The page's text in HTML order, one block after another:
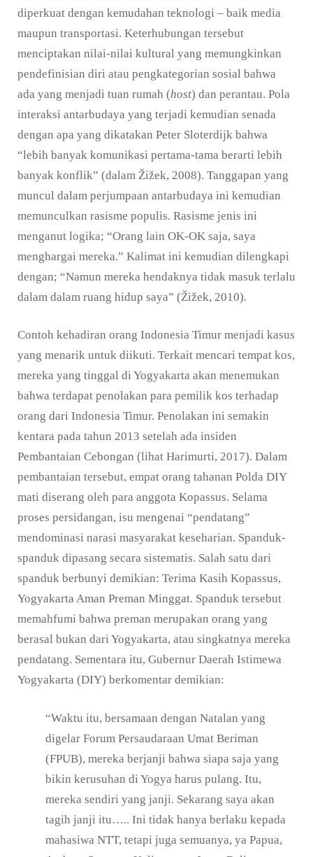
diperkuat dengan kemudahan teknologi – baik media
maupun transportasi. Keterhubungan tersebut
menciptakan nilai-nilai kultural yang memungkinkan
pendefinisian diri atau pengkategorian sosial bahwa
ada yang menjadi tuan rumah (host) dan perantau. Pola
interaksi antarbudaya yang terjadi kemudian senada
dengan apa yang dikatakan Peter Sloterdijk bahwa
“lebih banyak komunikasi pertama-tama berarti lebih
banyak konflik” (dalam Žižek, 2008). Tanggapan yang
muncul dalam perjumpaan antarbudaya ini kemudian
memunculkan rasisme populis. Rasisme jenis ini
menganut logika; “Orang lain OK-OK saja, saya
menghargai mereka.” Kalimat ini kemudian dilengkapi
dengan; “Namun mereka hendaknya tidak masuk terlalu
dalam dalam ruang hidup saya” (Žižek, 2010).
Contoh kehadiran orang Indonesia Timur menjadi kasus
yang menarik untuk diikuti. Terkait mencari tempat kos,
mereka yang tinggal di Yogyakarta akan menemukan
bahwa terdapat penolakan para pemilik kos terhadap
orang dari Indonesia Timur. Penolakan ini semakin
kentara pada tahun 2013 setelah ada insiden
Pembantaian Cebongan (lihat Harimurti, 2017). Dalam
pembantaian tersebut, empat orang tahanan Polda DIY
mati diserang oleh para anggota Kopassus. Selama
proses persidangan, isu mengenai “pendatang”
mendominasi narasi masyarakat keseharian. Spanduk-
spanduk dipasang secara sistematis. Salah satu dari
spanduk berbunyi demikian: Terima Kasih Kopassus,
Yogyakarta Aman Preman Minggat. Spanduk tersebut
memahfumi bahwa preman merupakan orang yang
berasal bukan dari Yogyakarta, atau singkatnya mereka
pendatang. Sementara itu, Gubernur Daerah Istimewa
Yogyakarta (DIY) berkomentar demikian:
“Waktu itu, bersamaan dengan Natalan yang
digelar Forum Persaudaraan Umat Beriman
(FPUB), mereka berjanji bahwa siapa saja yang
bikin kerusuhan di Yogya harus pulang. Itu,
mereka sendiri yang janji. Sekarang saya akan
tagih janji itu….. Ini tidak hanya berlaku kepada
mahasiwa NTT, tetapi juga semuanya, ya Papua,